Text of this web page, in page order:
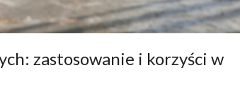
zastosowanie i korzyści w